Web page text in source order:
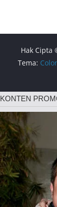
Hak Cipta
Tema: